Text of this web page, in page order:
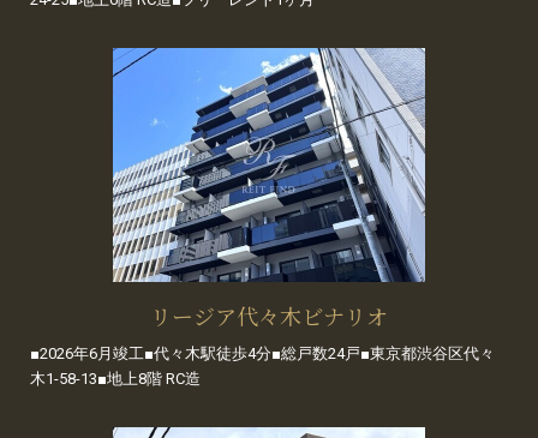
リージア代々木ビナリオ
■2026年6月竣工■代々木駅徒歩4分■総戸数24戸■東京都渋谷区代々
木1-58-13■地上8階 RC造